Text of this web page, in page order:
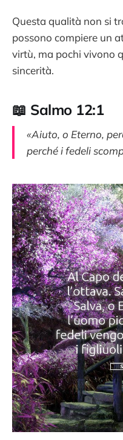
Questa qualità non si
possono compiere un
virtù, ma pochi vivono
sincerità.
📖 Salmo 12:1
«Aiuto, o Eterno,
perché i fedeli